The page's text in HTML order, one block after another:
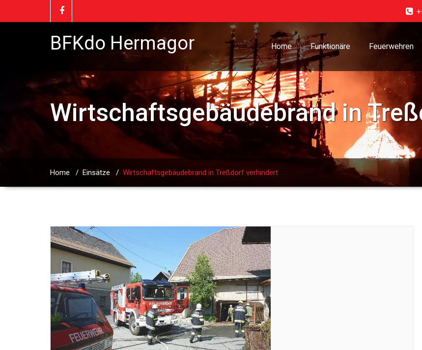
BFKdo Hermagor Home Funktionäre Feuerwehren
Wirtschaftsgebäudebrand in
Home / Einsätze / Wirtschaftsgebäudebrand in Treßdorf verhindert